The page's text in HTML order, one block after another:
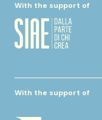
With the support of
With the support of